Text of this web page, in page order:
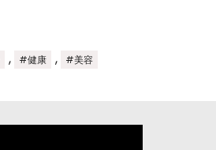
, #健康 , #美容